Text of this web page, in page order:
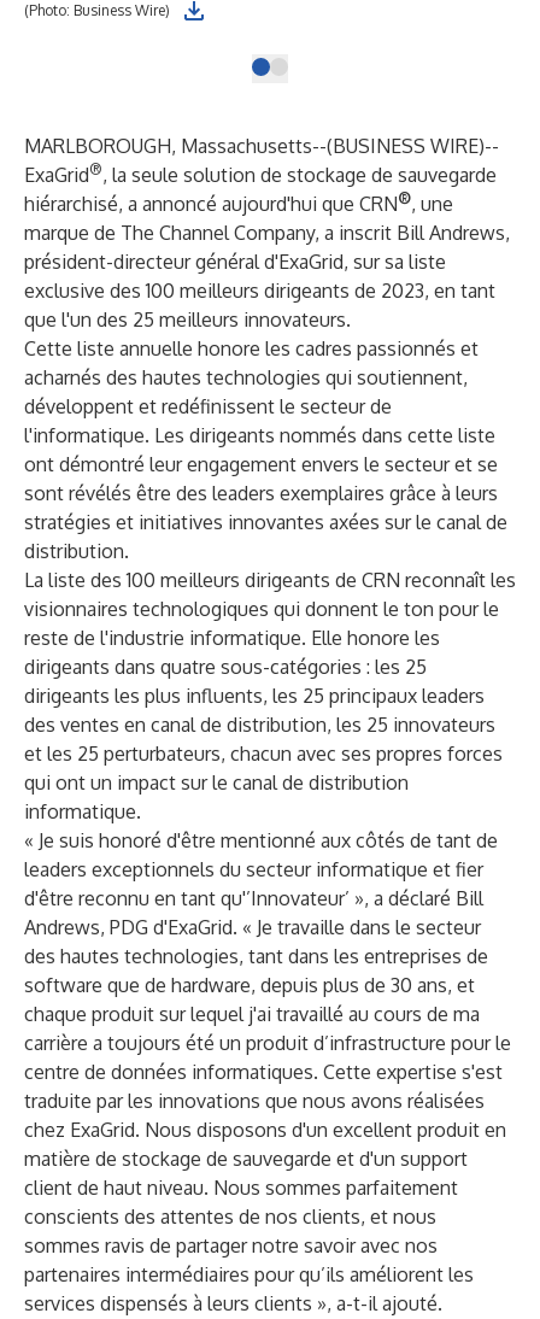
(Photo: Business Wire)
MARLBOROUGH, Massachusetts--(BUSINESS WIRE)--
ExaGrid®, la seule solution de stockage de sauvegarde
hiérarchisé, a annoncé aujourd'hui que CRN®, une
marque de The Channel Company, a inscrit Bill Andrews,
président-directeur général d'ExaGrid, sur sa liste
exclusive des 100 meilleurs dirigeants de 2023, en tant
que l'un des 25 meilleurs innovateurs.
Cette liste annuelle honore les cadres passionnés et
acharnés des hautes technologies qui soutiennent,
développent et redéfinissent le secteur de
l'informatique. Les dirigeants nommés dans cette liste
ont démontré leur engagement envers le secteur et se
sont révélés être des leaders exemplaires grâce à leurs
stratégies et initiatives innovantes axées sur le canal de
distribution.
La liste des 100 meilleurs dirigeants de CRN reconnaît les
visionnaires technologiques qui donnent le ton pour le
reste de l'industrie informatique. Elle honore les
dirigeants dans quatre sous-catégories : les 25
dirigeants les plus influents, les 25 principaux leaders
des ventes en canal de distribution, les 25 innovateurs
et les 25 perturbateurs, chacun avec ses propres forces
qui ont un impact sur le canal de distribution
informatique.
« Je suis honoré d'être mentionné aux côtés de tant de
leaders exceptionnels du secteur informatique et fier
d'être reconnu en tant qu'’Innovateur’ », a déclaré Bill
Andrews, PDG d'ExaGrid. « Je travaille dans le secteur
des hautes technologies, tant dans les entreprises de
software que de hardware, depuis plus de 30 ans, et
chaque produit sur lequel j'ai travaillé au cours de ma
carrière a toujours été un produit d’infrastructure pour le
centre de données informatiques. Cette expertise s'est
traduite par les innovations que nous avons réalisées
chez ExaGrid. Nous disposons d'un excellent produit en
matière de stockage de sauvegarde et d'un support
client de haut niveau. Nous sommes parfaitement
conscients des attentes de nos clients, et nous
sommes ravis de partager notre savoir avec nos
partenaires intermédiaires pour qu’ils améliorent les
services dispensés à leurs clients », a-t-il ajouté.